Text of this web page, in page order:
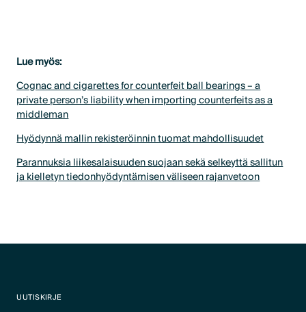
Lue myös:
Cognac and cigarettes for counterfeit ball bearings – a
private person’s liability when importing counterfeits as a
middleman
Hyödynnä mallin rekisteröinnin tuomat mahdollisuudet
Parannuksia liikesalaisuuden suojaan sekä selkeyttä sallitun
ja kielletyn tiedonhyödyntämisen väliseen rajanvetoon
UUTISKIRJE